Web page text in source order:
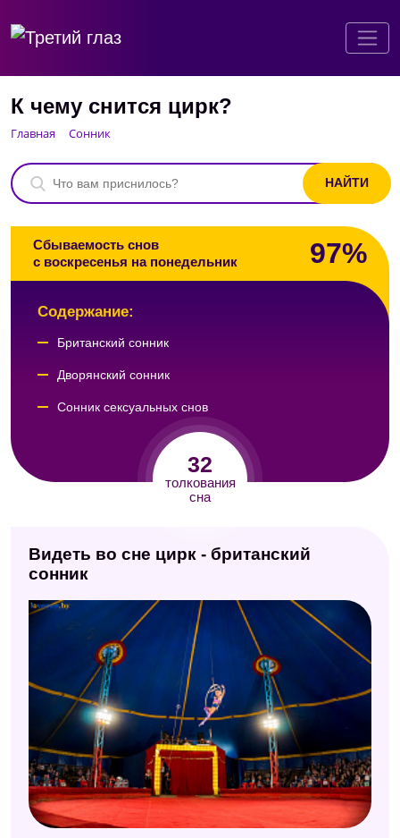
К чему снится цирк?
Главная Сонник
Сбываемость снов
с воскресенья на понедельник
97%
32
толкования
сна
Содержание:
Британский сонник
Дворянский сонник
Сонник сексуальных снов
Модернистский сонник
Сонник Авеля
Интимный сонник
Сонник целительницы Федоровской
Психологический сонник
Восточный сонник
Сонник Юнга
Сонник Роммеля
Цыганский сонник
Эзотерический сонник
Видеть во сне цирк - британский
сонник